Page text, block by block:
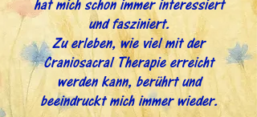
hat mich schon immer interessiert
und fasziniert.
Zu erleben, wie viel mit der
Craniosacral Therapie erreicht
werden kann, berührt und
beeindruckt mich immer wieder.